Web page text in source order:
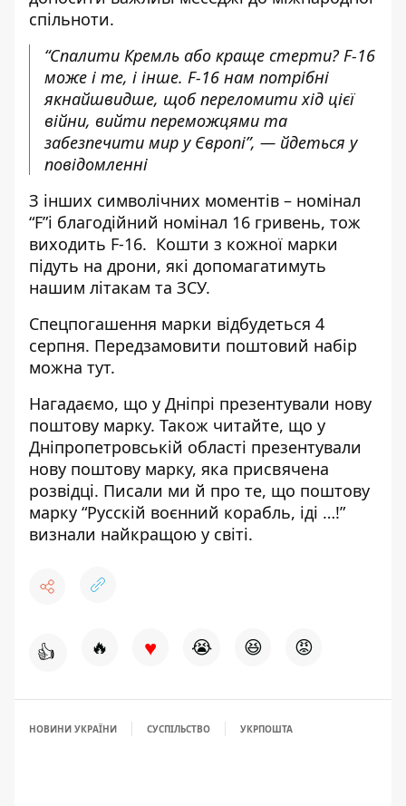
спільноти.
“Спалити Кремль або краще стерти? F-16
може і те, і інше. F-16 нам потрібні
якнайшвидше, щоб переломити хід цієї
війни, вийти переможцями та
забезпечити мир у Європі”, — йдеться у
повідомленні
З інших символічних моментів – номінал
“F”і благодійний номінал 16 гривень, тож
виходить F-16. Кошти з кожної марки
підуть на дрони, які допомагатимуть
нашим літакам та ЗСУ.
Спецпогашення марки відбудеться 4
серпня. Передзамовити поштовий набір
можна тут.
Нагадаємо, що у Дніпрі презентували нову
поштову марку. Також читайте, що у
Дніпропетровській області презентували
нову поштову марку, яка присвячена
розвідці. Писали ми й про те, що поштову
марку “Русскій воєнний корабль, іді …!”
визнали найкращою у світі.
👍 🔥 ♥ 😭 😆 😡
НОВИНИ УКРАЇНИ СУСПІЛЬСТВО УКРПОШТА